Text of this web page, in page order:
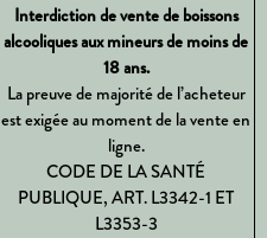
Interdiction de vente de boissons
alcooliques aux mineurs de moins de
18 ans.
La preuve de majorité de l’acheteur
est exigée au moment de la vente en
ligne.
CODE DE LA SANTÉ
PUBLIQUE, ART. L3342-1 ET
L3353-3